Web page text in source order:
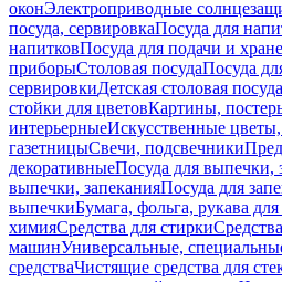
оконЭлектроприводные
посуда, сервировкаПосуда для
напитковПосуда для подачи и
приборыСтоловая посудаПосуда
сервировкиДетская столовая посуда
стойки для цветовКартины,
интерьерныеИскусственные цветы,
газетницыСвечи, подсвечники
декоративныеПосуда для выпечки,
выпечки, запеканияПосуда для
выпечкиБумага, фольга, рукава
химияСредства для стирки
машинУниверсальные,
средстваЧистящие средства для